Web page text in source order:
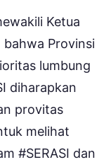
Ketua
bahwa Provinsi
lumbung
diharapkan
provitas
melihat
#SERASI dan